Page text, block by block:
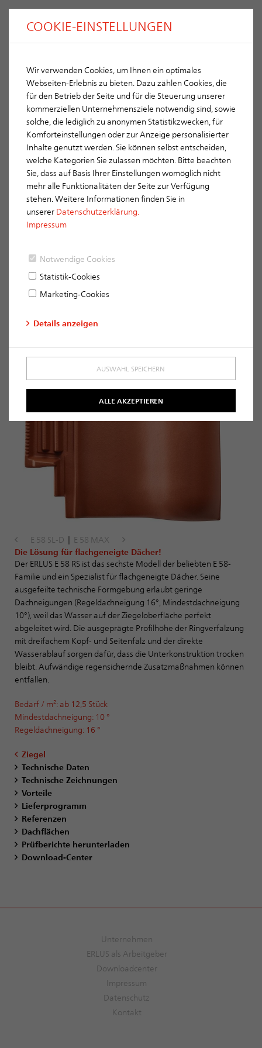
ERLUS E 58 RS
Farbpalette
Rot
E 58 SL-D | E 58 MAX
Die Lösung für flachgeneigte Dächer!
Der ERLUS E 58 RS ist das sechste Modell der beliebten E 58-
Familie und ein Spezialist für flachgeneigte Dächer. Seine
ausgefeilte technische Formgebung erlaubt geringe
Dachneigungen (Regeldachneigung 16°, Mindestdachneigung
10°), weil das Wasser auf der Ziegeloberfläche perfekt
abgeleitet wird. Die ausgeprägte Profilhöhe der Ringverfalzung
mit dreifachem Kopf- und Seitenfalz und der direkte
Wasserablauf sorgen dafür, dass die Unterkonstruktion trocken
bleibt. Aufwändige regensichernde Zusatzmaßnahmen können
entfallen.
Bedarf / m²: ab 12,5 Stück
Mindestdachneigung: 10 °
Regeldachneigung: 16 °
Ziegel
Technische Daten
Technische Zeichnungen
Vorteile
Lieferprogramm
Referenzen
Dachflächen
Prüfberichte herunterladen
Download-Center
Unternehmen
ERLUS als Arbeitgeber
Downloadcenter
Impressum
Datenschutz
Kontakt
COOKIE-EINSTELLUNGEN
Wir verwenden Cookies, um Ihnen ein optimales
Webseiten-Erlebnis zu bieten. Dazu zählen Cookies, die
für den Betrieb der Seite und für die Steuerung unserer
kommerziellen Unternehmensziele notwendig sind, sowie
solche, die lediglich zu anonymen Statistikzwecken, für
Komforteinstellungen oder zur Anzeige personalisierter
Inhalte genutzt werden. Sie können selbst entscheiden,
welche Kategorien Sie zulassen möchten. Bitte beachten
Sie, dass auf Basis Ihrer Einstellungen womöglich nicht
mehr alle Funktionalitäten der Seite zur Verfügung
stehen. Weitere Informationen finden Sie in
unserer Datenschutzerklärung.
Impressum
Notwendige Cookies
Statistik-Cookies
Marketing-Cookies
Details anzeigen
AUSWAHL SPEICHERN
ALLE AKZEPTIEREN